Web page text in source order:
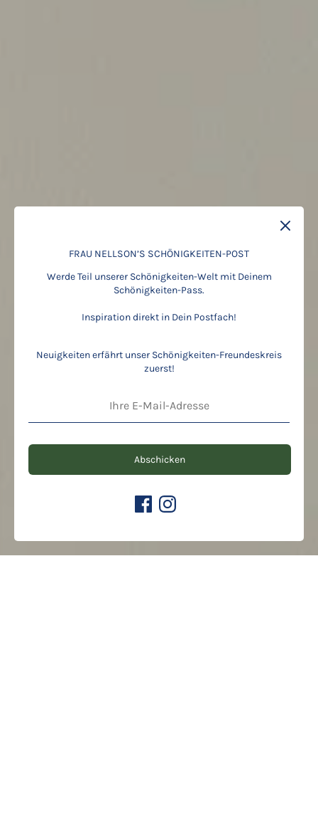
FRAU NELLSON’S SCHÖNIGKEITEN-POST
Werde Teil unserer Schönigkeiten-Welt mit Deinem
Schönigkeiten-Pass.
Inspiration direkt in Dein Postfach!
Neuigkeiten erfährt unser Schönigkeiten-Freundeskreis
zuerst!
Abschicken